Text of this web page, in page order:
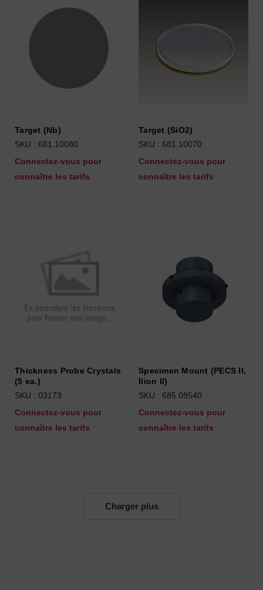
Target (Nb)
SKU : 681.10080
Connectez-vous pour
connaître les tarifs
Target (SiO2)
SKU : 681.10070
Connectez-vous pour
connaître les tarifs
Thickness Probe Crystals
(5 ea.)
SKU : 03173
Connectez-vous pour
connaître les tarifs
Specimen Mount (PECS II,
Ilion II)
SKU : 685.08540
Connectez-vous pour
connaître les tarifs
Charger plus